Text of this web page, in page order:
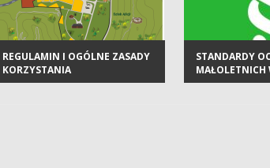
REGULAMIN I OGÓLNE ZASADY
KORZYSTANIA
STANDARDY
MAŁOLETNICH